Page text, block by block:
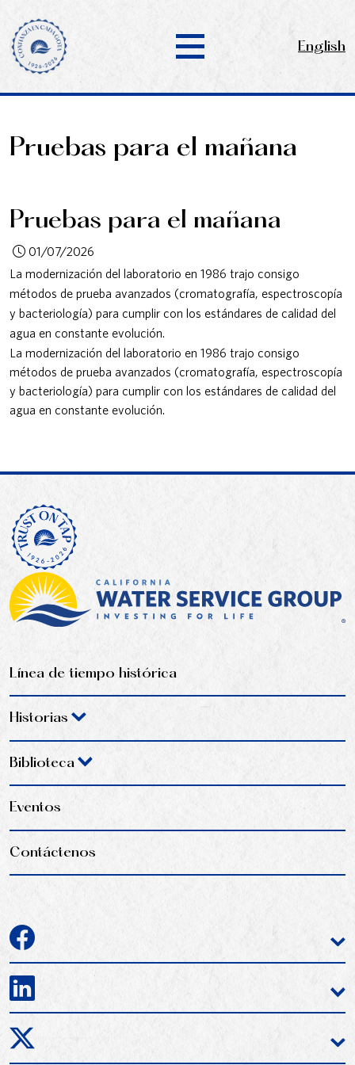
English
Pruebas para el mañana
Pruebas para el mañana
01/07/2026
La modernización del laboratorio en 1986 trajo consigo
métodos de prueba avanzados (cromatografía, espectroscopía
y bacteriología) para cumplir con los estándares de calidad del
agua en constante evolución.
La modernización del laboratorio en 1986 trajo consigo
métodos de prueba avanzados (cromatografía, espectroscopía
y bacteriología) para cumplir con los estándares de calidad del
agua en constante evolución.
Línea de tiempo histórica
Historias
Biblioteca
Eventos
Contáctenos